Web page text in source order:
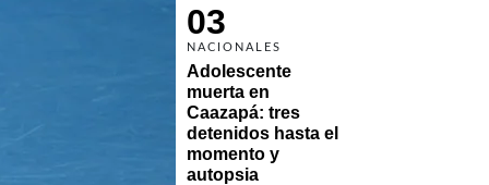
03
NACIONALES
Adolescente
muerta en
Caazapá: tres
detenidos hasta el
momento y
autopsia